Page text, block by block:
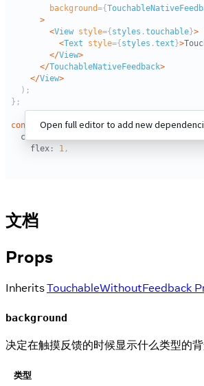
文档
Props
InheritsTouchableWithoutFeedback
background
决定在触摸反馈的时候显示什么类型的
类型